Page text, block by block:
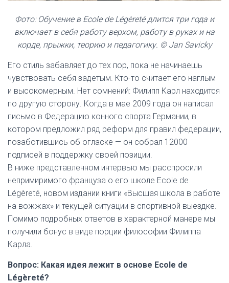
Фото: Обучение в Ecole de Légèreté длится три года и
включает в себя работу верхом, работу в руках и на
корде, прыжки, теорию и педагогику. © Jan Savicky
Его стиль забавляет до тех пор, пока не начинаешь
чувствовать себя задетым. Кто-то считает его наглым
и высокомерным. Нет сомнений: Филипп Карл находится
по другую сторону. Когда в мае 2009 года он написал
письмо в Федерацию конного спорта Германии, в
котором предложил ряд реформ для правил федерации,
позаботившись об огласке — он собрал 12000
подписей в поддержку своей позиции.
В ниже представленном интервью мы расспросили
непримиримого француза о его школе Ecole de
Légèreté, новом издании книги «Высшая школа в работе
на вожжах» и текущей ситуации в спортивной выездке.
Помимо подробных ответов в характерной манере мы
получили бонус в виде порции философии Филиппа
Карла.
Вопрос: Какая идея лежит в основе Ecole de
Légèreté?